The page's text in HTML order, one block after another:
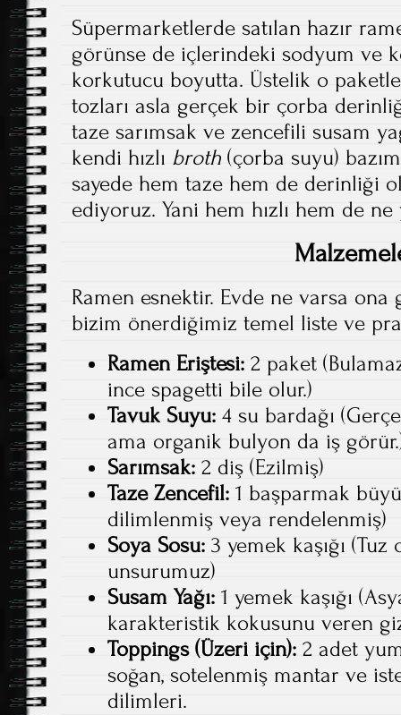
Süpermarketlerde satılan hazır
görünse de içlerindeki sodyum ve
korkutucu boyutta. Üstelik o
tozları asla gerçek bir çorba
taze sarımsak ve zencefili susam
kendi hızlı broth (çorba suyu)
sayede hem taze hem de derinliği
ediyoruz. Yani hem hızlı hem de
Ramen esnektir. Evde ne varsa
bizim önerdiğimiz temel liste ve
Ramen Eriştesi: 2 paket
ince spagetti bile olur.)
Tavuk Suyu: 4 su bardağı
ama organik bulyon da iş
Sarımsak: 2 diş (Ezilmiş)
Taze Zencefil: 1 başparmak
dilimlenmiş veya rendelenmiş)
Soya Sosu: 3 yemek kaşığı
unsurumuz)
Susam Yağı: 1 yemek kaşığı
karakteristik kokusunu veren
Toppings (Üzeri için): 2 adet
soğan, sotelenmiş mantar ve
dilimleri.